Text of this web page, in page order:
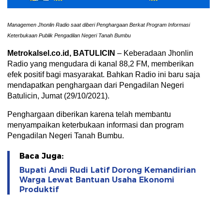
Managemen Jhonlin Radio saat diberi Penghargaan Berkat Program Informasi
Keterbukaan Publik Pengadilan Negeri Tanah Bumbu
Metrokalsel.co.id, BATULICIN – Keberadaan Jhonlin
Radio yang mengudara di kanal 88,2 FM, memberikan
efek positif bagi masyarakat. Bahkan Radio ini baru saja
mendapatkan penghargaan dari Pengadilan Negeri
Batulicin, Jumat (29/10/2021).
Penghargaan diberikan karena telah membantu
menyampaikan keterbukaan informasi dan program
Pengadilan Negeri Tanah Bumbu.
Baca Juga:
Bupati Andi Rudi Latif Dorong Kemandirian
Warga Lewat Bantuan Usaha Ekonomi
Produktif